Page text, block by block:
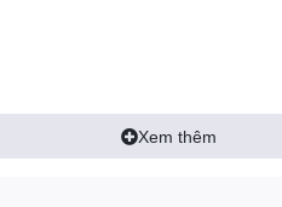
Xem thêm